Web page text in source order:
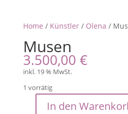
Home / Künstler/ Olena /
Musen
3.500,00 €
inkl. 19 % MwSt.
1 vorrätig
In den